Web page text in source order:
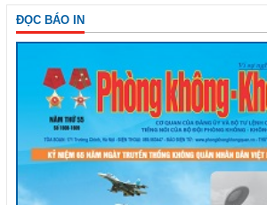
ĐỌC BÁO IN